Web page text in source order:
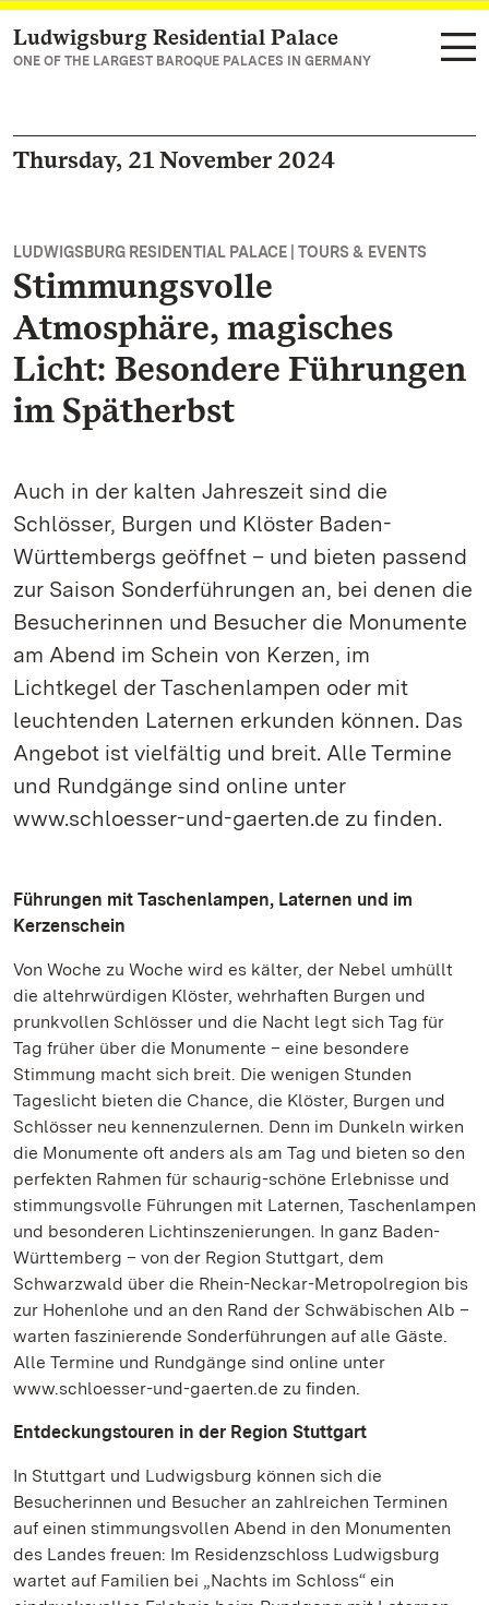
Navigate to main page
Ludwigsburg Residential Palace
ONE OF THE LARGEST BAROQUE PALACES IN GERMANY
Thursday, 21 November 2024
LUDWIGSBURG RESIDENTIAL PALACE | TOURS & EVENTS
Stimmungsvolle
Atmosphäre, magisches
Licht: Besondere Führungen
im Spätherbst
Auch in der kalten Jahreszeit sind die
Schlösser, Burgen und Klöster Baden-
Württembergs geöffnet – und bieten passend
zur Saison Sonderführungen an, bei denen die
Besucherinnen und Besucher die Monumente
am Abend im Schein von Kerzen, im
Lichtkegel der Taschenlampen oder mit
leuchtenden Laternen erkunden können. Das
Angebot ist vielfältig und breit. Alle Termine
und Rundgänge sind online unter
www.schloesser-und-gaerten.de zu finden.
Führungen mit Taschenlampen, Laternen und im
Kerzenschein
Von Woche zu Woche wird es kälter, der Nebel umhüllt
die altehrwürdigen Klöster, wehrhaften Burgen und
prunkvollen Schlösser und die Nacht legt sich Tag für
Tag früher über die Monumente – eine besondere
Stimmung macht sich breit. Die wenigen Stunden
Tageslicht bieten die Chance, die Klöster, Burgen und
Schlösser neu kennenzulernen. Denn im Dunkeln wirken
die Monumente oft anders als am Tag und bieten so den
perfekten Rahmen für schaurig-schöne Erlebnisse und
stimmungsvolle Führungen mit Laternen, Taschenlampen
und besonderen Lichtinszenierungen. In ganz Baden-
Württemberg – von der Region Stuttgart, dem
Schwarzwald über die Rhein-Neckar-Metropolregion bis
zur Hohenlohe und an den Rand der Schwäbischen Alb –
warten faszinierende Sonderführungen auf alle Gäste.
Alle Termine und Rundgänge sind online unter
www.schloesser-und-gaerten.de zu finden.
Entdeckungstouren in der Region Stuttgart
In Stuttgart und Ludwigsburg können sich die
Besucherinnen und Besucher an zahlreichen Terminen
auf einen stimmungsvollen Abend in den Monumenten
des Landes freuen: Im Residenzschloss Ludwigsburg
wartet auf Familien bei „Nachts im Schloss“ ein